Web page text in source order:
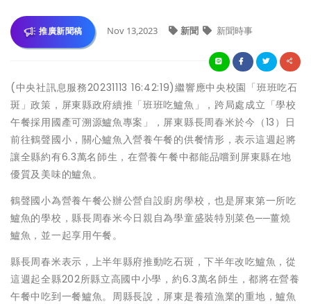
推廣新聞稿 Nov 13,2023 新聞 新聞時事
(中央社訊息服務20231113 16:42:19)繼響應中央校園「班班吃石
斑」政策，屏東縣政府續推「班班吃鱸魚」，跨局處成立「學校
午餐採用國產可溯源鱸魚專案」，屏東縣長周春米於今（13）日
前往鶴聲國小，關心鱸魚入營養午餐的供餐情形，表示這週起將
讓全縣約有6.3萬名師生，在營養午餐中都能品嚐到屏東縣在地
優質及美味的鱸魚。
鶴聲國小為營養午餐公辦公營自設廚房學校，也是屏東第一所吃
鱸魚的學校，縣長周春米今日親自為學童盛裝特別菜色──薑燒
鱸魚，並一起享用午餐。
縣長周春米表示，上半年縣府推動吃石斑，下半年改吃鱸魚，從
這週起全縣202所縣立高國中小學，約6.3萬名師生，都將在營養
午餐中吃到一餐鱸魚。周縣長說，屏東是養殖漁業的重地，鱸魚